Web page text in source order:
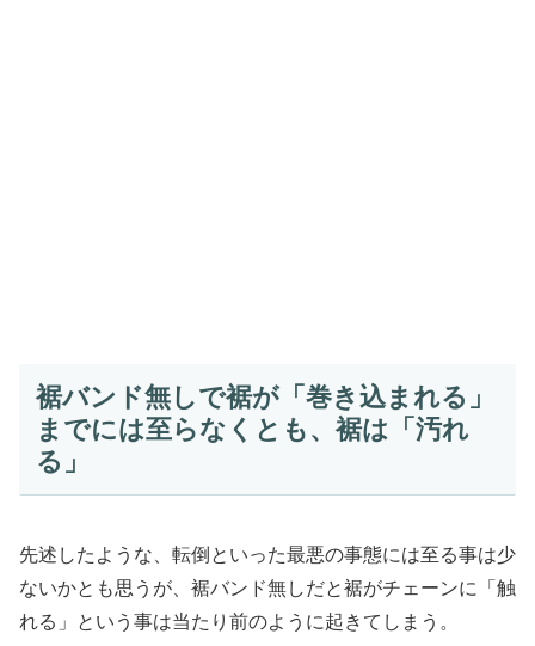
裾バンド無しで裾が「巻き込まれる」
までには至らなくとも、裾は「汚れ
る」
先述したような、転倒といった最悪の事態には至る事は少
ないかとも思うが、裾バンド無しだと裾がチェーンに「触
れる」という事は当たり前のように起きてしまう。